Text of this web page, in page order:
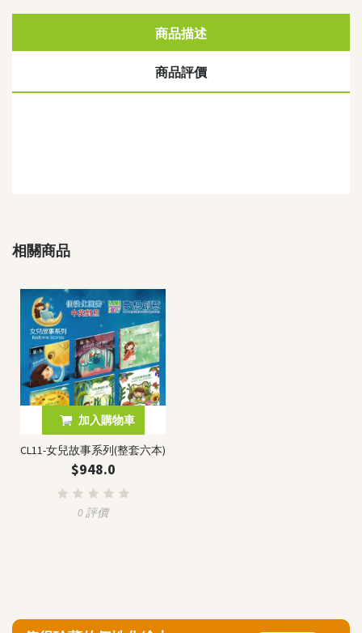
商品描述
商品評價
相關商品
加入購物車
CL11-女兒故事系列(整套六本)
$948.0
0 評價